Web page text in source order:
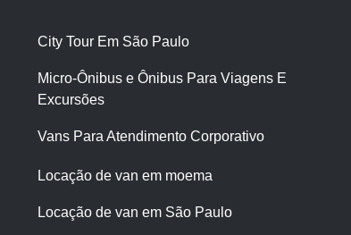
City Tour Em São Paulo
Micro-Ônibus e Ônibus Para Viagens E
Excursões
Vans Para Atendimento Corporativo
Locação de van em moema
Locação de van em São Paulo